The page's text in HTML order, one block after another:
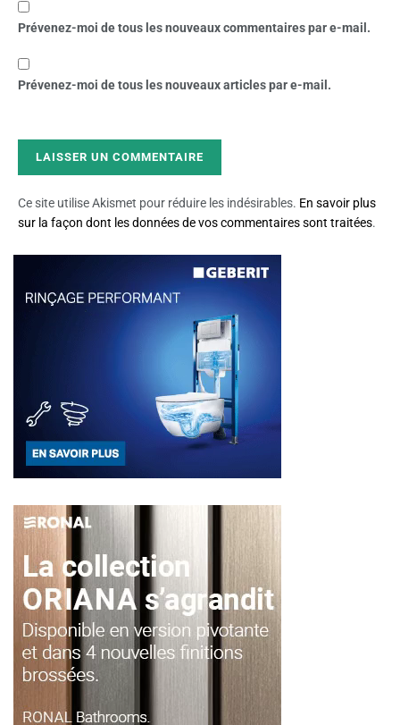
Prévenez-moi de tous les nouveaux commentaires par e-mail.
Prévenez-moi de tous les nouveaux articles par e-mail.
Ce site utilise Akismet pour réduire les indésirables. En savoir plus
sur la façon dont les données de vos commentaires sont traitées.